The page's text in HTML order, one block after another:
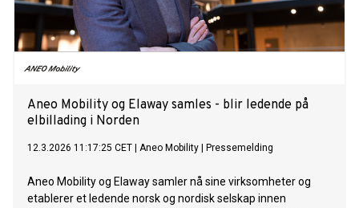
Aneo Mobility og Elaway samles - blir ledende på
elbillading i Norden
12.3.2026 11:17:25 CET Aneo Mobility Pressemelding
Aneo Mobility og Elaway samler nå sine virksomheter og
etablerer et ledende norsk og nordisk selskap innen